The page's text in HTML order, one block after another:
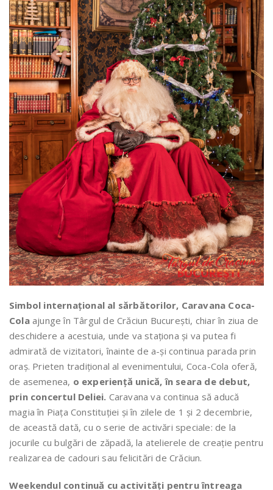
Simbol internațional al sărbătorilor, Caravana Coca-
Colaajunge în Târgul de Crăciun București, chiar în ziua de
deschidere a acestuia, unde va staționa și va putea fi
admirată de vizitatori, înainte de a-și continua parada prin
oraș. Prieten tradițional al evenimentului, Coca-Cola oferă,
de asemenea, o experiență unică, în seara de debut,
prin concertul Deliei. Caravana va continua să aducă
magia în Piaţa Constituţiei și în zilele de 1 și 2 decembrie,
de această dată, cu o serie de activări speciale: de la
jocurile cu bulgări de zăpadă, la atelierele de creație pentru
realizarea de cadouri sau felicitări de Crăciun.
Weekendul continuă cu activități pentru întreaga